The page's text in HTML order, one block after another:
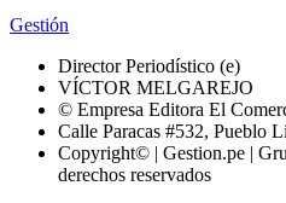
Gestión
Director Periodístico (e)
VÍCTOR MELGAREJO
© Empresa Editora El
Calle Paracas #532, Pueblo
Copyright© | Gestion.pe |
derechos reservados